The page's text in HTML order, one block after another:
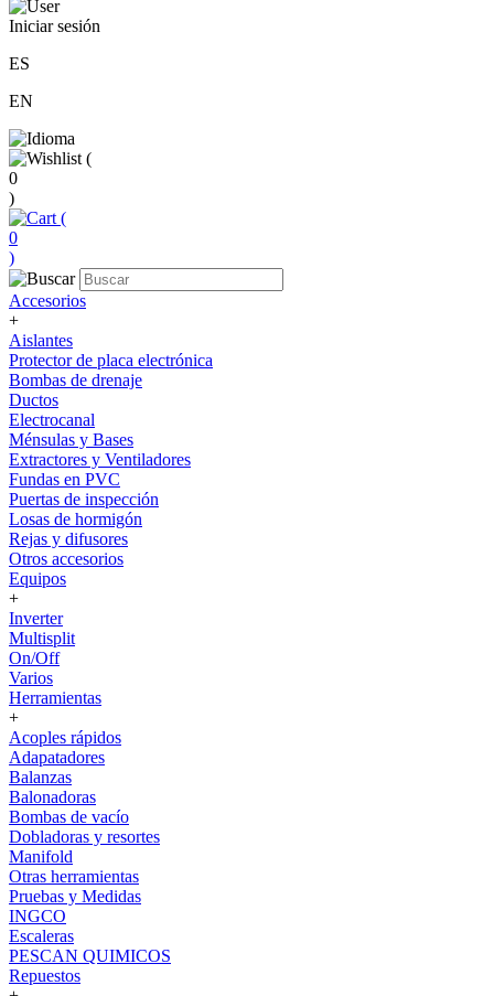
Iniciar sesión
ES
EN
(
0
)
(
0
)
Accesorios
+
Aislantes
Protector de placa electrónica
Bombas de drenaje
Ductos
Electrocanal
Ménsulas y Bases
Extractores y Ventiladores
Fundas en PVC
Puertas de inspección
Losas de hormigón
Rejas y difusores
Otros accesorios
Equipos
+
Inverter
Multisplit
On/Off
Varios
Herramientas
+
Acoples rápidos
Adapatadores
Balanzas
Balonadoras
Bombas de vacío
Dobladoras y resortes
Manifold
Otras herramientas
Pruebas y Medidas
INGCO
Escaleras
PESCAN QUIMICOS
Repuestos